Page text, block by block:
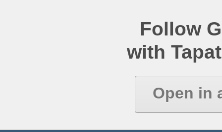
Follow
with
Open in